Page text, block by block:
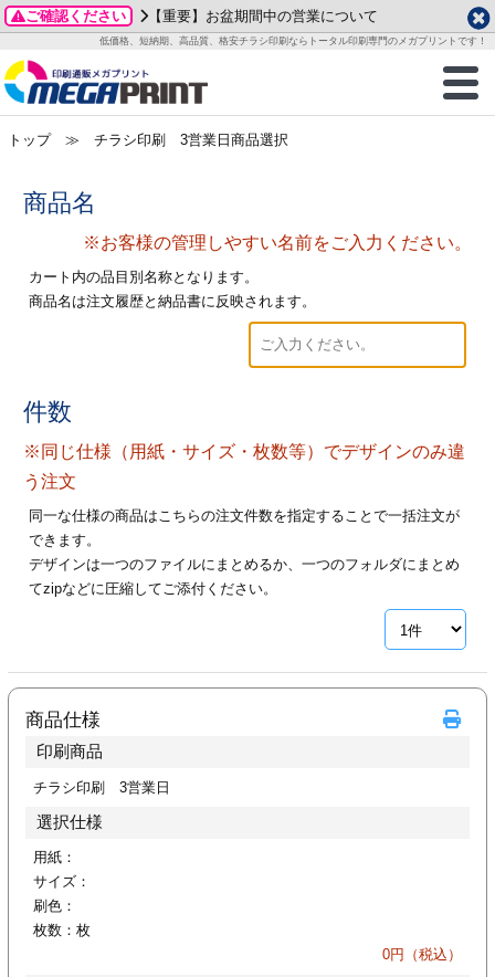
ご確認ください 【重要】お盆期間中の営業について
低価格、短納期、高品質、格安チラシ印刷ならトータル印刷専門のメガプリントです！
商品一覧
グッズ
ステッカー
物
ックカード印刷
業ツール印刷
＆盛り上げ印刷
イズ
ご利用ガイド
お客様へ
いて
ついて
/送料について
刷
カード印刷
ード印刷
ックカード名刺
ムカード
型マル型印刷
ー印刷
ード印刷
刷
印刷
フォルダー
ファイル印刷
ァイル印刷
データ作成ガイド
成前に
ガイド
イド
加工指示ガイド
テンプレート
ード印刷
名刺印刷
名刺印刷
ックカード
ード印刷
印刷
印刷
形マル型
刷
名刺印刷
印刷
ムカード印刷
刷
一覧
わせ
質問FAQ
プル請求
2026年 8月
月
火 水 木 金
土
1
10
11
19 21
22
31
土
7
8
14
15 16 17 18
19
21
22
28
29 30
・休業日
トップ≫ チラシ印刷 3営業日商品選択
商品名
※お客様の管理しやすい名前をご入力ください。
カート内の品目別名称となります。
商品名は注文履歴と納品書に反映されます。
件数
※同じ仕様（用紙・サイズ・枚数等）でデザインのみ違
う注文
同一な仕様の商品はこちらの注文件数を指定することで一括注文が
できます。
デザインは一つのファイルにまとめるか、一つのフォルダにまとめ
てzipなどに圧縮してご添付ください。
商品仕様
印刷商品
チラシ印刷 3営業日
選択仕様
用紙：
サイズ：
刷色：
枚数： 枚
0円（税込）